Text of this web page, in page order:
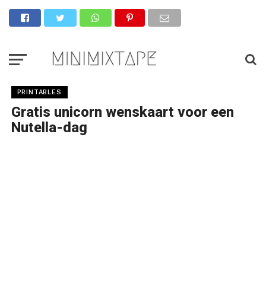
PRINTABLES
Gratis unicorn wenskaart voor een
Nutella-dag